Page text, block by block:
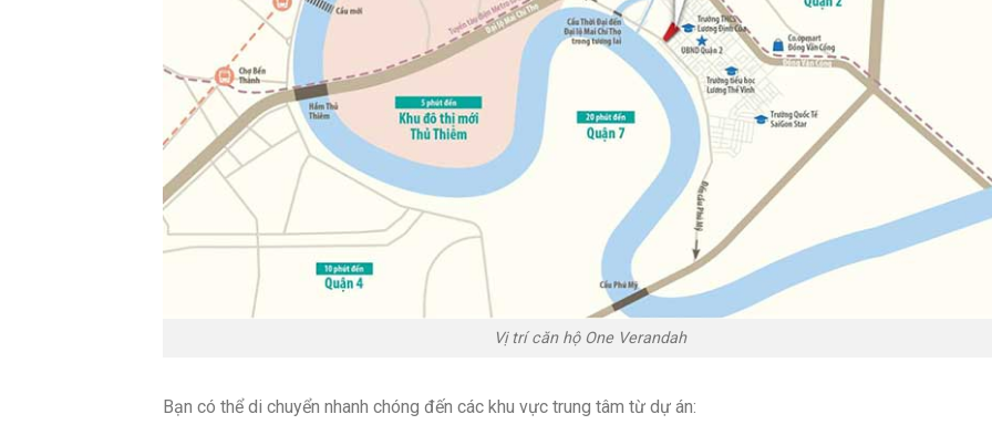
Vị trí căn hộ One Verandah
Bạn có thể di chuyển nhanh chóng đến các khu vực trung tâm từ dự án: